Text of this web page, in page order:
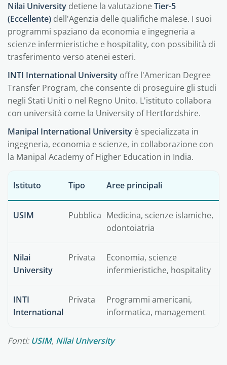
Nilai University detiene la valutazioneTier-5
(Eccellente) dell'Agenzia delle qualifiche malese. I suoi
programmi spaziano da economia e ingegneria a
scienze infermieristiche e hospitality, con possibilità di
trasferimento verso atenei esteri.
INTI International University offre l'American Degree
Transfer Program, che consente di proseguire gli studi
negli Stati Uniti o nel Regno Unito. L'istituto collabora
con università come la University of Hertfordshire.
Manipal International University è specializzata in
ingegneria, economia e scienze, in collaborazione con
la Manipal Academy of Higher Education in India.
Istituto Tipo Aree principali
USIM Pubblica Medicina, scienze islamiche,
odontoiatria
Nilai
University
Privata
Economia, scienze
infermieristiche, hospitality
INTI
International
Privata
Programmi americani,
informatica, management
Fonti: USIM, Nilai University